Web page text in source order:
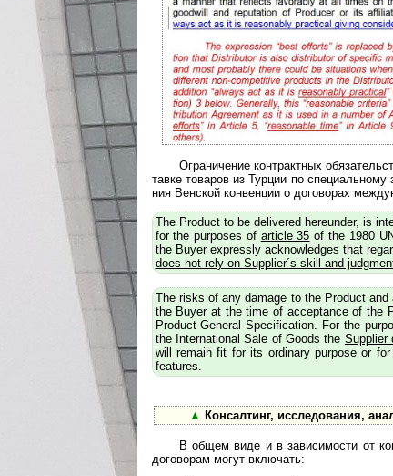
Ограничение контрактных
тав­ке товаров из Турции по
ния Венской конвенции о договорах
The Product to be delivered hereunder, is
for the purposes of article 35 of the 1980
the Buyer expressly acknowledges that
does not rely on Supplier´s skill and
The risks of any damage to the Product
the Buyer at the time of acceptance of the
Product General Specification. For the
the International Sale of Goods the Supplier
will remain fit for its ordinary purpose or
features.
▲ Консалтинг, исследования,
В общем виде и в зависимости от
договорам могут включать: